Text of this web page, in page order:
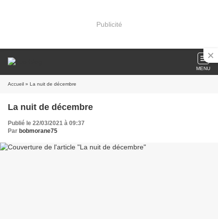
Publicité
MENU
Accueil » La nuit de décembre
La nuit de décembre
Publié le 22/03/2021 à 09:37
Par bobmorane75